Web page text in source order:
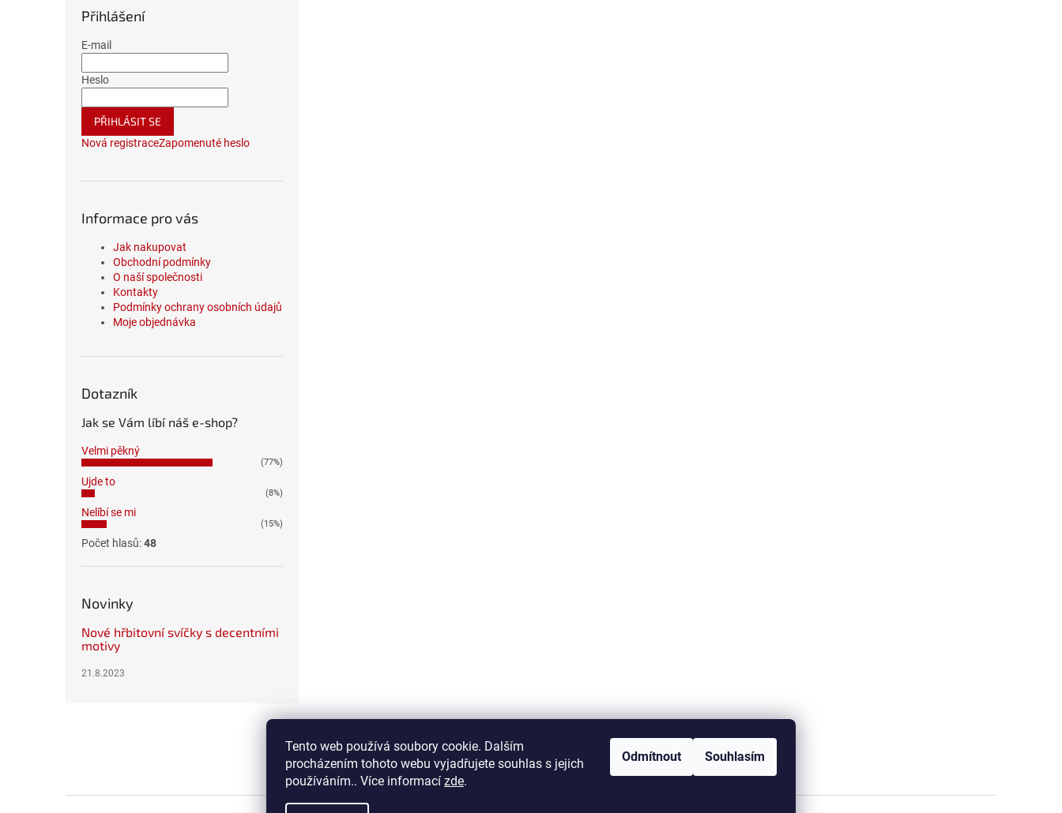
Tento web používá soubory cookie. Dalším
procházením tohoto webu vyjadřujete souhlas s jejich
používáním.. Více informací zde.
Odmítnout Souhlasím
Přihlášení
E-mail
Heslo
PŘIHLÁSIT SE
Nová registraceZapomenuté heslo
Informace pro vás
Jak nakupovat
Obchodní podmínky
O naší společnosti
Kontakty
Podmínky ochrany osobních údajů
Moje objednávka
Dotazník
Jak se Vám líbí náš e-shop?
Velmi pěkný
(77%)
Ujde to
(8%)
Nelíbí se mi
(15%)
Počet hlasů:48
Novinky
Nové hřbitovní svíčky s decentními
motivy
21.8.2023